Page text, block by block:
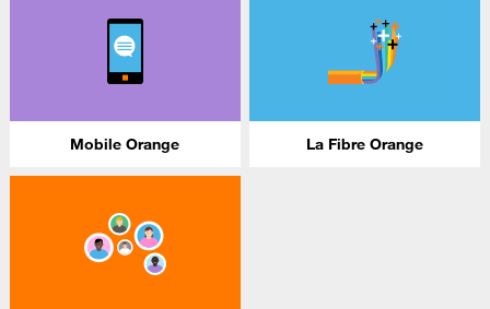
Mobile Orange La Fibre Orange